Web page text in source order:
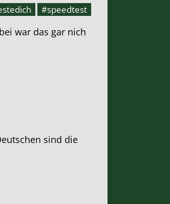
#speedtest
war das gar nich
sind die